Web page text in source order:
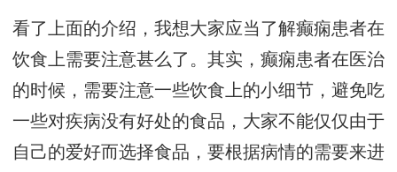
看了上面的介绍，我想大家应当了解癫痫患者在
饮食上需要注意甚么了。其实，癫痫患者在医治
的时候，需要注意一些饮食上的小细节，避免吃
一些对疾病没有好处的食品，大家不能仅仅由于
自己的爱好而选择食品，要根据病情的需要来进